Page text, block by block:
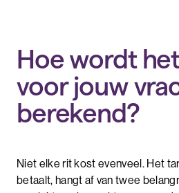
Hoe wordt
voor jouw
berekend?
Niet elke rit kost evenveel. Het
betaalt, hangt af van twee